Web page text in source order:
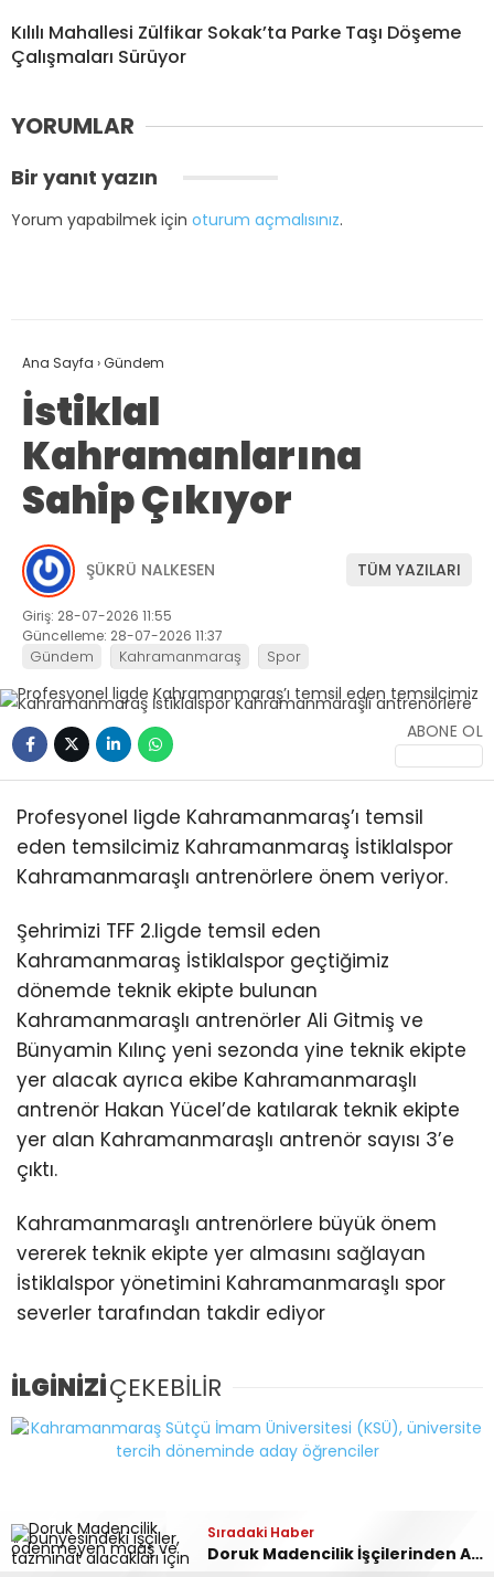
Sıradaki Haber
Doruk Madencilik İşçilerinden Ankara’da Alacak Eylemi: 580 İşçi Mağdur!
Kılılı Mahallesi Zülfikar Sokak’ta Parke Taşı Döşeme
Çalışmaları Sürüyor
YORUMLAR
Bir yanıt yazın
Yorum yapabilmek için oturum açmalısınız.
Ana Sayfa ›Gündem
İstiklal
Kahramanlarına
Sahip Çıkıyor
ŞÜKRÜ NALKESEN TÜM YAZILARI
Giriş: 28-07-2026 11:55
Güncelleme: 28-07-2026 11:37
Gündem Kahramanmaraş Spor
ABONE OL
Profesyonel ligde Kahramanmaraş’ı temsil
eden temsilcimiz Kahramanmaraş İstiklalspor
Kahramanmaraşlı antrenörlere önem veriyor.
Şehrimizi TFF 2.ligde temsil eden
Kahramanmaraş İstiklalspor geçtiğimiz
dönemde teknik ekipte bulunan
Kahramanmaraşlı antrenörler Ali Gitmiş ve
Bünyamin Kılınç yeni sezonda yine teknik ekipte
yer alacak ayrıca ekibe Kahramanmaraşlı
antrenör Hakan Yücel’de katılarak teknik ekipte
yer alan Kahramanmaraşlı antrenör sayısı 3’e
çıktı.
Kahramanmaraşlı antrenörlere büyük önem
vererek teknik ekipte yer almasını sağlayan
İstiklalspor yönetimini Kahramanmaraşlı spor
severler tarafından takdir ediyor
İLGİNİZİÇEKEBİLİR